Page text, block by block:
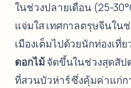
ในช่วงปลายเดือน (25-
แจ่มใส เทศกาลตรุษจีนใน
เมืองเต็มไปด้วยนักท่องเที่
ดอกไม้จัดขึ้นในช่วงสุดสัป
ที่สวนบัวห่าร์ ซึ่งคุ้มค่าแก่ก